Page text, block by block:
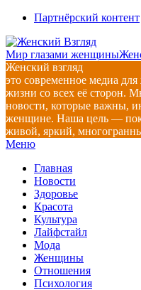
Перейти
содержимому
Партнёрский контент
Мир глазами женщины
Женский взгляд
это современное медиа
жизни со всех её сторон.
новости, которые важны,
женщине. Наша цель —
живой, яркий,
Главное
меню
Меню
Главная
Новости
Здоровье
Красота
Культура
Лайфстайл
Мода
Женщины
Отношения
Психология